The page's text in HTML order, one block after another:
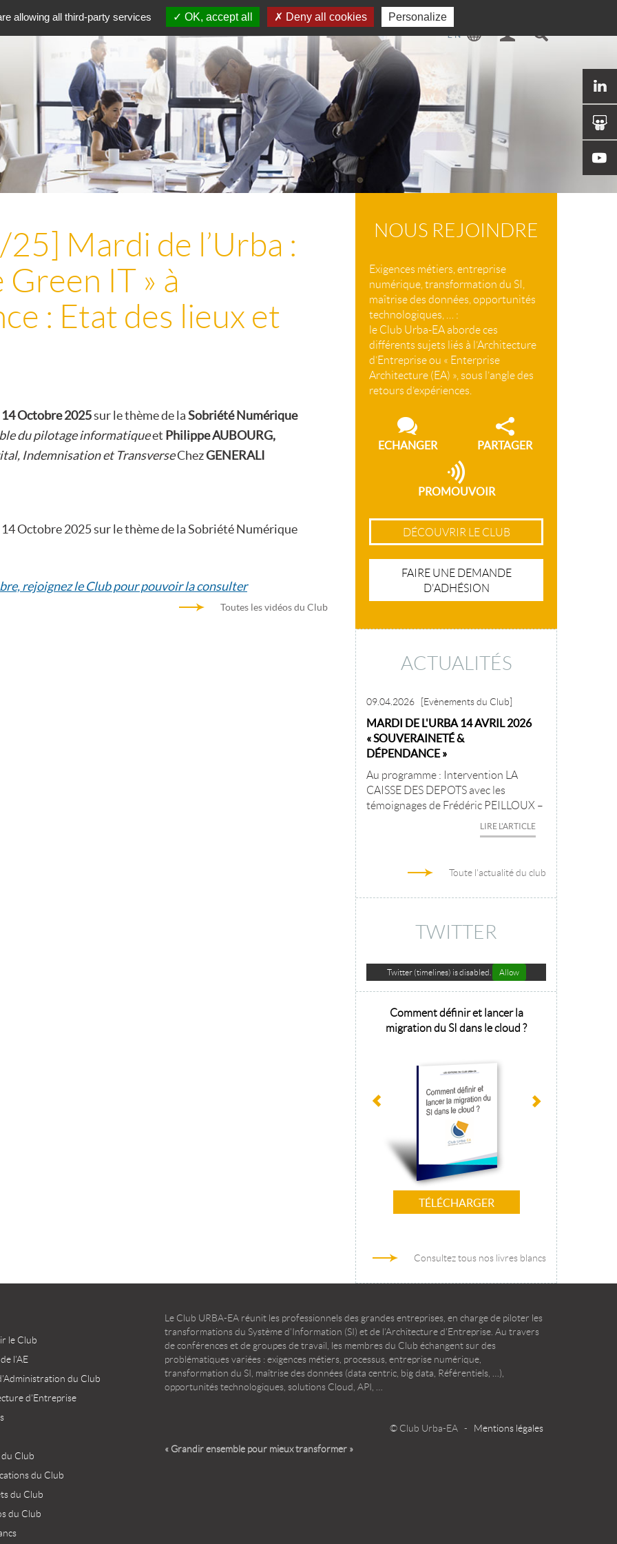
Mardi de l’Urba :
IT » à
: Etat des lieux et
Octobre 2025sur le thème de laSobriété Numérique
du pilotage informatiqueet Philippe AUBOURG,
Indemnisation et TransverseChezGENERALI
Octobre 2025 sur le thème de la Sobriété Numérique
rejoignez le Club pour pouvoir la consulter
Toutes les vidéos du Club
NOUS REJOINDRE
Exigences métiers, entreprise
numérique, transformation du SI,
maîtrise des données, opportunités
technologiques, … :
le Club Urba-EA aborde ces
différents sujets liés à l’Architecture
d’Entreprise ou « Enterprise
Architecture (EA) », sous l’angle des
retours d’expériences.
ECHANGER PARTAGER
PROMOUVOIR
DÉCOUVRIR LE CLUB
FAIRE UNE DEMANDE
D'ADHÉSION
ACTUALITÉS
09.04.2026 [Evènements du Club]
MARDI DE L'URBA 14 AVRIL 2026
« SOUVERAINETÉ &
DÉPENDANCE »
Au programme : Intervention LA
CAISSE DES DEPOTS avec les
témoignages de Frédéric PEILLOUX –
LIRE L'ARTICLE
Toute l'actualité du club
TWITTER
Twitter (timelines) is disabled. Allow
Comment définir et lancer la
migration du SI dans le cloud ?
TÉLÉCHARGER
Architecture
Consultez tous nos livres blancs
le Club
l’AE
du Club
d’Entreprise
du Club
du Club
du Club
du Club
Le Club URBA-EA réunit les professionnels des grandes entreprises, en charge de piloter les
transformations du Système d’Information (SI) et de l’Architecture d’Entreprise. Au travers
de conférences et de groupes de travail, les membres du Club échangent sur des
problématiques variées : exigences métiers, processus, entreprise numérique,
transformation du SI, maîtrise des données (data centric, big data, Référentiels, …),
opportunités technologiques, solutions Cloud, API, …
© Club Urba-EA - Mentions légales
« Grandir ensemble pour mieux transformer »
allowing all third-party services OK, accept all Deny all cookies Personalize